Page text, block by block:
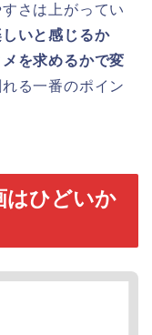
さは上がってい
いと感じるか
を求めるかで変
る一番のポイン
はひどいか